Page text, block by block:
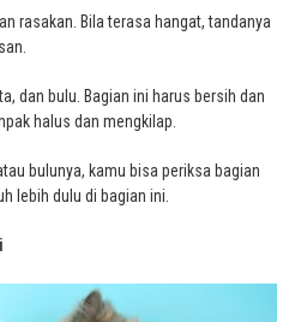
rasakan. Bila terasa hangat, tandanya
dan bulu. Bagian ini harus bersih dan
halus dan mengkilap.
bulunya, kamu bisa periksa bagian
lebih dulu di bagian ini.